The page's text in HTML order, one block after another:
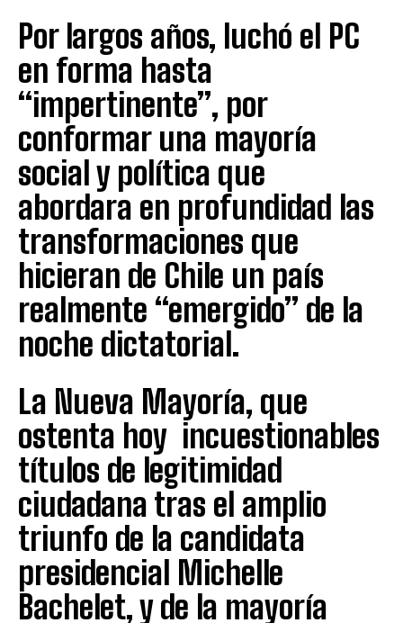
Por largos años, luchó el PC
en forma hasta
“impertinente”, por
conformar una mayoría
social y política que
abordara en profundidad las
transformaciones que
hicieran de Chile un país
realmente “emergido” de la
noche dictatorial.
La Nueva Mayoría, que
ostenta hoy incuestionables
títulos de legitimidad
ciudadana tras el amplio
triunfo de la candidata
presidencial Michelle
Bachelet, y de la mayoría